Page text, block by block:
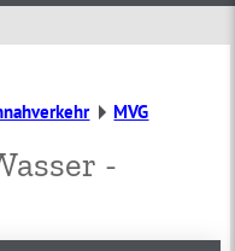
MVG
-